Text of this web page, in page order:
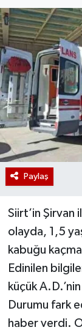
Paylaş
Siirt’in Şirvan
olayda, 1,5
kabuğu
Edinilen
küçük
Durumu fark
haber verdi.